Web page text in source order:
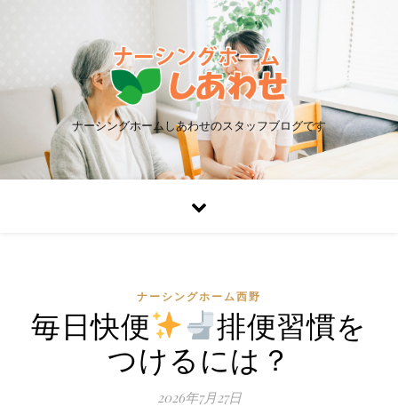
ナーシングホームしあわせのスタッフブログです
ナーシングホーム西野
毎日快便
排便習慣を
つけるには？
2026年7月27日